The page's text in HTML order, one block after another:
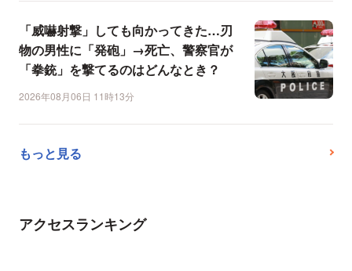
「威嚇射撃」しても向かってきた…刃
物の男性に「発砲」→死亡、警察官が
「拳銃」を撃てるのはどんなとき？
2026年08月06日 11時13分
もっと見る
アクセスランキング